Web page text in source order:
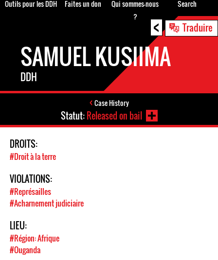
< Traduire
SAMUEL KUSIIMA
DDH
Case History
Statut:Released on bail
DROITS:
#Droit à la terre
VIOLATIONS:
#Représailles
#Acharnement judiciaire
LIEU:
#Région: Afrique
#Ouganda
Outils pour les DDH Faites un don
Qui sommes-nous
?
Search